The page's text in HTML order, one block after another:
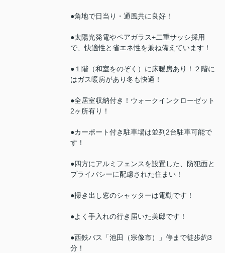
●角地で日当り・通風共に良好！
●太陽光発電やペアガラス+二重サッシ採用
で、快適性と省エネ性を兼ね備えています！
●１階（和室をのぞく）に床暖房あり！２階に
はガス暖房があり冬も快適！
●全居室収納付き！ウォークインクローゼット
2ヶ所有り！
●カーポート付き駐車場は並列2台駐車可能で
す！
●四方にアルミフェンスを設置した、防犯面と
プライバシーに配慮された住まい！
●掃き出し窓のシャッターは電動です！
●よく手入れの行き届いた美邸です！
●西鉄バス「池田（宗像市）」停まで徒歩約3
分！